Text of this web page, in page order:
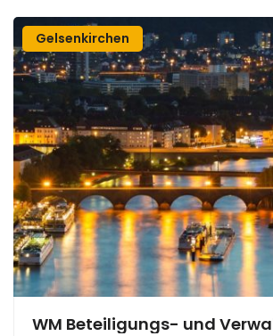
Gelsenkirchen